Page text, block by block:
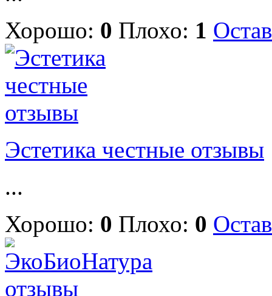
Хорошо: 0 Плохо: 1
Эстетика честные отзывы
...
Хорошо: 0 Плохо: 0